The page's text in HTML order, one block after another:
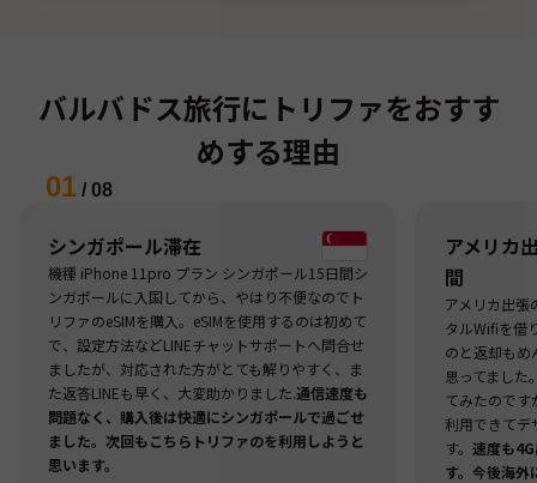
バルバドス旅行にトリファをおすす
めする理由
01 / 08
シンガポール滞在
機種 iPhone 11pro プラン シンガポール15日間シ
ンガポールに入国してから、やはり不便なのでト
リファのeSIMを購入。eSIMを使用するのは初めて
で、設定方法などLINEチャットサポートへ問合せ
ましたが、対応された方がとても解りやすく、ま
た返答LINEも早く、大変助かりました.通信速度も
問題なく、購入後は快適にシンガポールで過ごせ
ました。次回もこちらトリファのを利用しようと
思います。
アメリカ
間
アメリカ出張
タルWifiを借
のと返却もめ
思ってまし
てみたのです
利用できてデ
す。 速度も
す。今後海外